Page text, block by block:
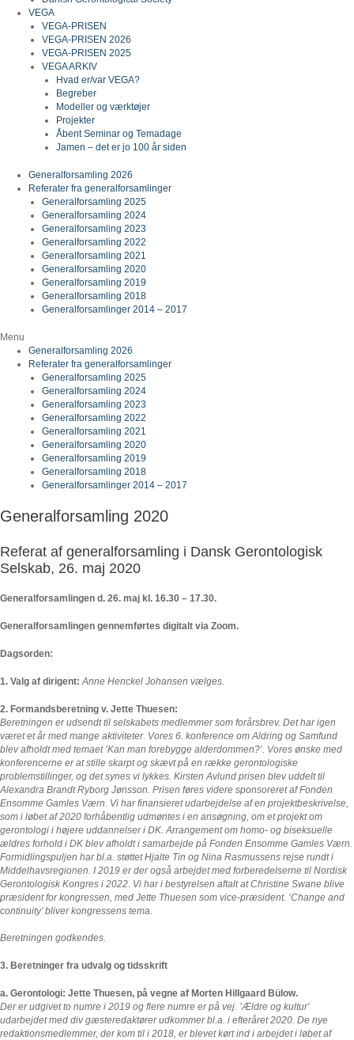
VEGA
VEGA-PRISEN
VEGA-PRISEN 2026
VEGA-PRISEN 2025
VEGA ARKIV
Hvad er/var VEGA?
Begreber
Modeller og værktøjer
Projekter
Åbent Seminar og Temadage
Jamen – det er jo 100 år siden
Generalforsamling 2026
Referater fra generalforsamlinger
Generalforsamling 2025
Generalforsamling 2024
Generalforsamling 2023
Generalforsamling 2022
Generalforsamling 2021
Generalforsamling 2020
Generalforsamling 2019
Generalforsamling 2018
Generalforsamlinger 2014 – 2017
Menu
Generalforsamling 2026
Referater fra generalforsamlinger
Generalforsamling 2025
Generalforsamling 2024
Generalforsamling 2023
Generalforsamling 2022
Generalforsamling 2021
Generalforsamling 2020
Generalforsamling 2019
Generalforsamling 2018
Generalforsamlinger 2014 – 2017
Generalforsamling 2020
Referat af generalforsamling i Dansk Gerontologisk
Selskab, 26. maj 2020
Generalforsamlingen d. 26. maj kl. 16.30 – 17.30.
Generalforsamlingen gennemførtes digitalt via Zoom.
Dagsorden:
1. Valg af dirigent:Anne Henckel Johansen vælges.
2. Formandsberetning v. Jette Thuesen:
Beretningen er udsendt til selskabets medlemmer som forårsbrev. Det har igen
været et år med mange aktiviteter. Vores 6. konference om Aldring og Samfund
blev afholdt med temaet ’Kan man forebygge alderdommen?’. Vores ønske med
konferencerne er at stille skarpt og skævt på en række gerontologiske
problemstillinger, og det synes vi lykkes. Kirsten Avlund prisen blev uddelt til
Alexandra Brandt Ryborg Jønsson. Prisen føres videre sponsoreret af Fonden
Ensomme Gamles Værn. Vi har finansieret udarbejdelse af en projektbeskrivelse,
som i løbet af 2020 forhåbentlig udmøntes i en ansøgning, om et projekt om
gerontologi i højere uddannelser i DK. Arrangement om homo- og biseksuelle
ældres forhold i DK blev afholdt i samarbejde på Fonden Ensomme Gamles Værn.
Formidlingspuljen har bl.a. støttet Hjalte Tin og Nina Rasmussens rejse rundt i
Middelhavsregionen. I 2019 er der også arbejdet med forberedelserne til Nordisk
Gerontologisk Kongres i 2022. Vi har i bestyrelsen aftalt at Christine Swane blive
præsident for kongressen, med Jette Thuesen som vice-præsident. ’Change and
continuity’ bliver kongressens tema.
Beretningen godkendes.
3. Beretninger fra udvalg og tidsskrift
a. Gerontologi: Jette Thuesen, på vegne af Morten Hillgaard Bülow.
Der er udgivet to numre i 2019 og flere numre er på vej. ’Ældre og kultur’
udarbejdet med div gæsteredaktører udkommer bl.a. i efteråret 2020. De nye
redaktionsmedlemmer, der kom til i 2018, er blevet kørt ind i arbejdet i løbet af